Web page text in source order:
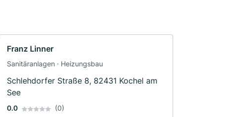
Franz Linner
Sanitäranlagen · Heizungsbau
Schlehdorfer Straße 8, 82431 Kochel am
See
0.0 (0)